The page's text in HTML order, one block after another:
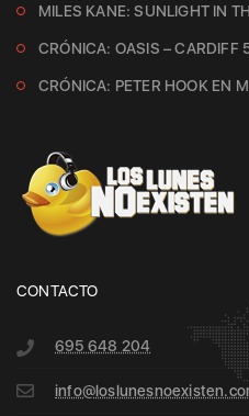
MILES KANE: SUNLIGHT IN
CRÓNICA: OASIS – CARDIFF
CRÓNICA: PETER HOOK EN
CONTACTO
695 648 204